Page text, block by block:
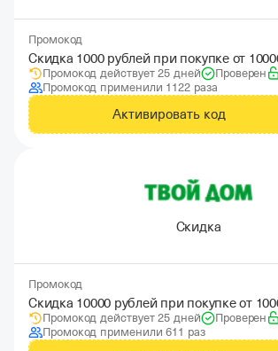
Промокод
Скидка 1000 рублей при покупке от
Промокод действует 25 дней Проверен
Промокод применили 1122 раза
Активировать код
Скидка
Промокод
Скидка 10000 рублей при покупке от
Промокод действует 25 дней Проверен
Промокод применили 611 раз